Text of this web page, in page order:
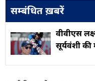
सम्बंधित ख़बरें
वीवीएस
सूर्यवंशी